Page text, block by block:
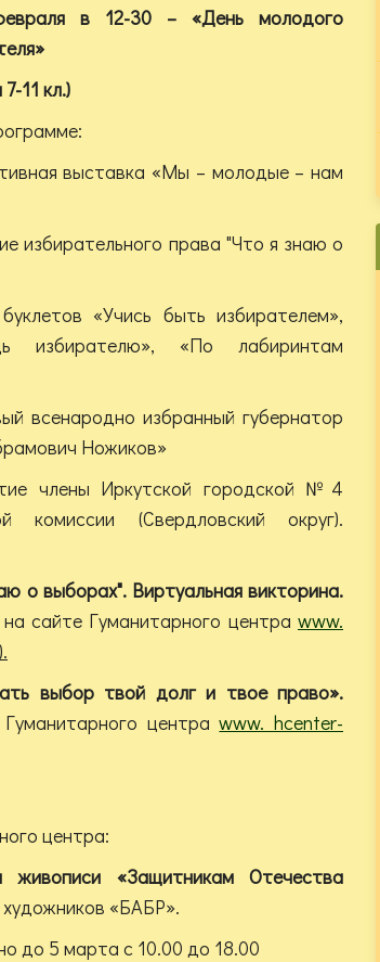
в 12-30 – «День молодого
11 кл.)
выставка «Мы – молодые – нам
права "Что я знаю о
«Учись быть избирателем»,
«По лабиринтам
избранный губернатор
Ножиков»
члены Иркутской городской №4
комиссии (Свердловский округ).
о выборах". Виртуальная викторина.
сайте Гуманитарного центра www.
выбор твой долг и твое право».
центраwww. hcenter-
центра:
живописи «Защитникам Отечества
«БАБР».
до 5 марта с 10.00 до 18.00